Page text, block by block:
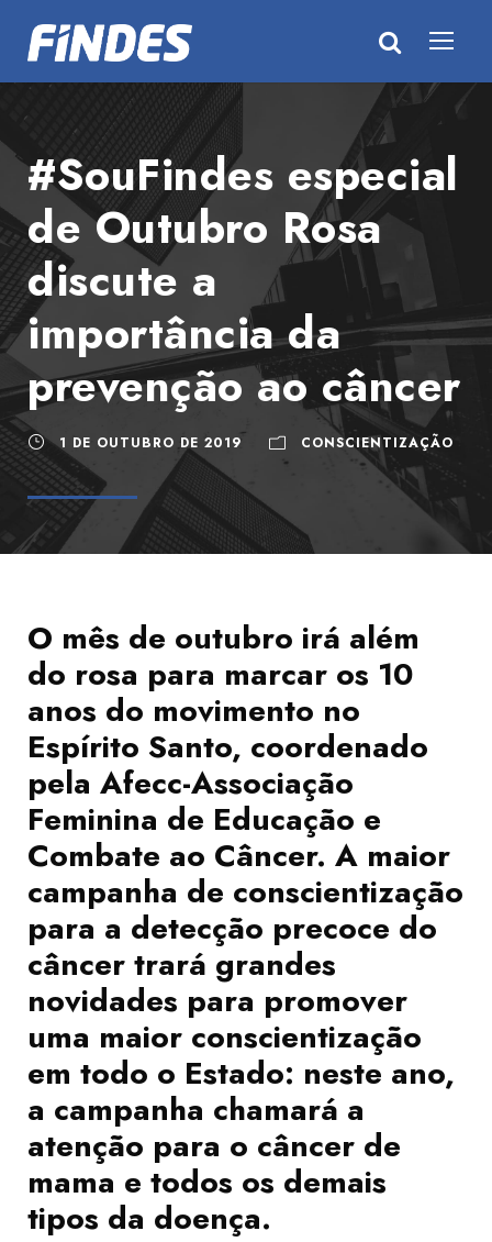
#SouFindes especial
de Outubro Rosa
discute a
importância da
prevenção ao câncer
1 DE OUTUBRO DE 2019 CONSCIENTIZAÇÃO
O mês de outubro irá além
do rosa para marcar os 10
anos do movimento no
Espírito Santo, coordenado
pela Afecc-Associação
Feminina de Educação e
Combate ao Câncer. A maior
campanha de conscientização
para a detecção precoce do
câncer trará grandes
novidades para promover
uma maior conscientização
em todo o Estado: neste ano,
a campanha chamará a
atenção para o câncer de
mama e todos os demais
tipos da doença.